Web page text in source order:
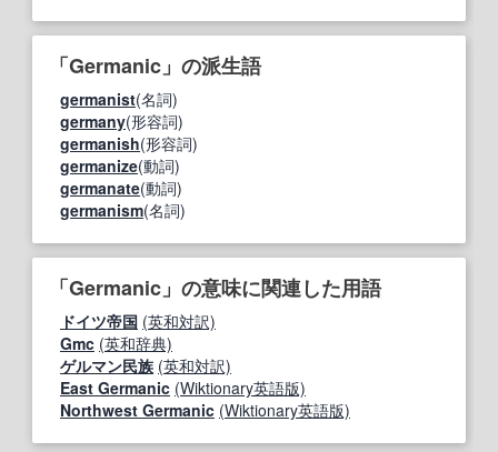
「Germanic」の派生語
germanist(名詞)
germany(形容詞)
germanish(形容詞)
germanize(動詞)
germanate(動詞)
germanism(名詞)
「Germanic」の意味に関連した用語
ドイツ帝国 (英和対訳)
Gmc (英和辞典)
ゲルマン民族 (英和対訳)
East Germanic (Wiktionary英語版)
Northwest Germanic (Wiktionary英語版)